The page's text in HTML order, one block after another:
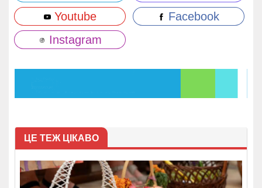
Youtube
Facebook
Instagram
ЦЕ ТЕЖ ЦІКАВО